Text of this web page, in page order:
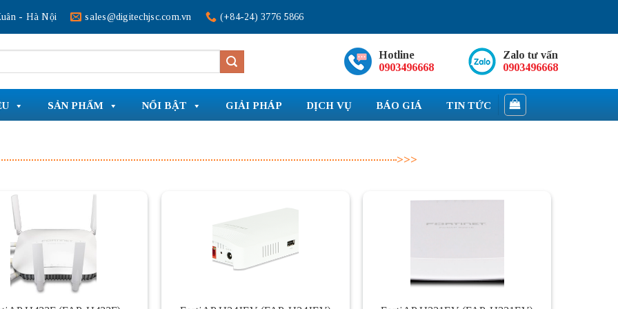
- Hà Nội sales@digitechjsc.com.vn (+84-24) 3776 5866
Hotline
0903496668
Zalo tư vấn
0903496668
SẢN PHẨM NỔI BẬT GIẢI PHÁP DỊCH VỤ BÁO GIÁ TIN TỨC